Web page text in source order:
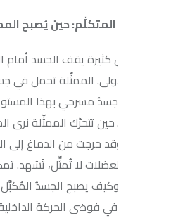
حين يُصبح الممثّل نغمةً
يقف الجسد أمام النصّ خادمًا
الممثّلة تحمل في جسدها
جسدٌ مسرحي بهذا المستوى من الطاقة
تتحرّك الممثّلة نرى الصراعَ لا
خرجت من الدماغ إلى العضلات
لا تُمثِّل، تَشهد. تمكّن القصوري
يصبح الجسدُ المُكبَّل وثيقةً حيّةً
في فوضى الحركة الداخلية، تلك